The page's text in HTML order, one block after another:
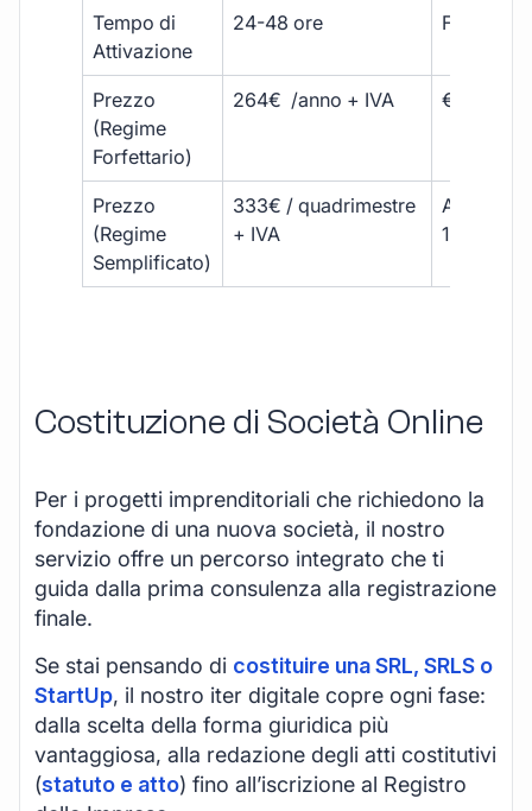
Tempo di
Attivazione
24-48 ore Fino a 30
Prezzo
(Regime
Forfettario)
264€ /anno + IVA €500 –
Prezzo
(Regime
Semplificato)
333€ / quadrimestre
+ IVA
A partire
1800 € +
Costituzione di Società Online
Per i progetti imprenditoriali che richiedono la
fondazione di una nuova società, il nostro
servizio offre un percorso integrato che ti
guida dalla prima consulenza alla registrazione
finale.
Se stai pensando di costituire una SRL, SRLS o
StartUp, il nostro iter digitale copre ogni fase:
dalla scelta della forma giuridica più
vantaggiosa, alla redazione degli atti costitutivi
(statuto e atto) fino all’iscrizione al Registro